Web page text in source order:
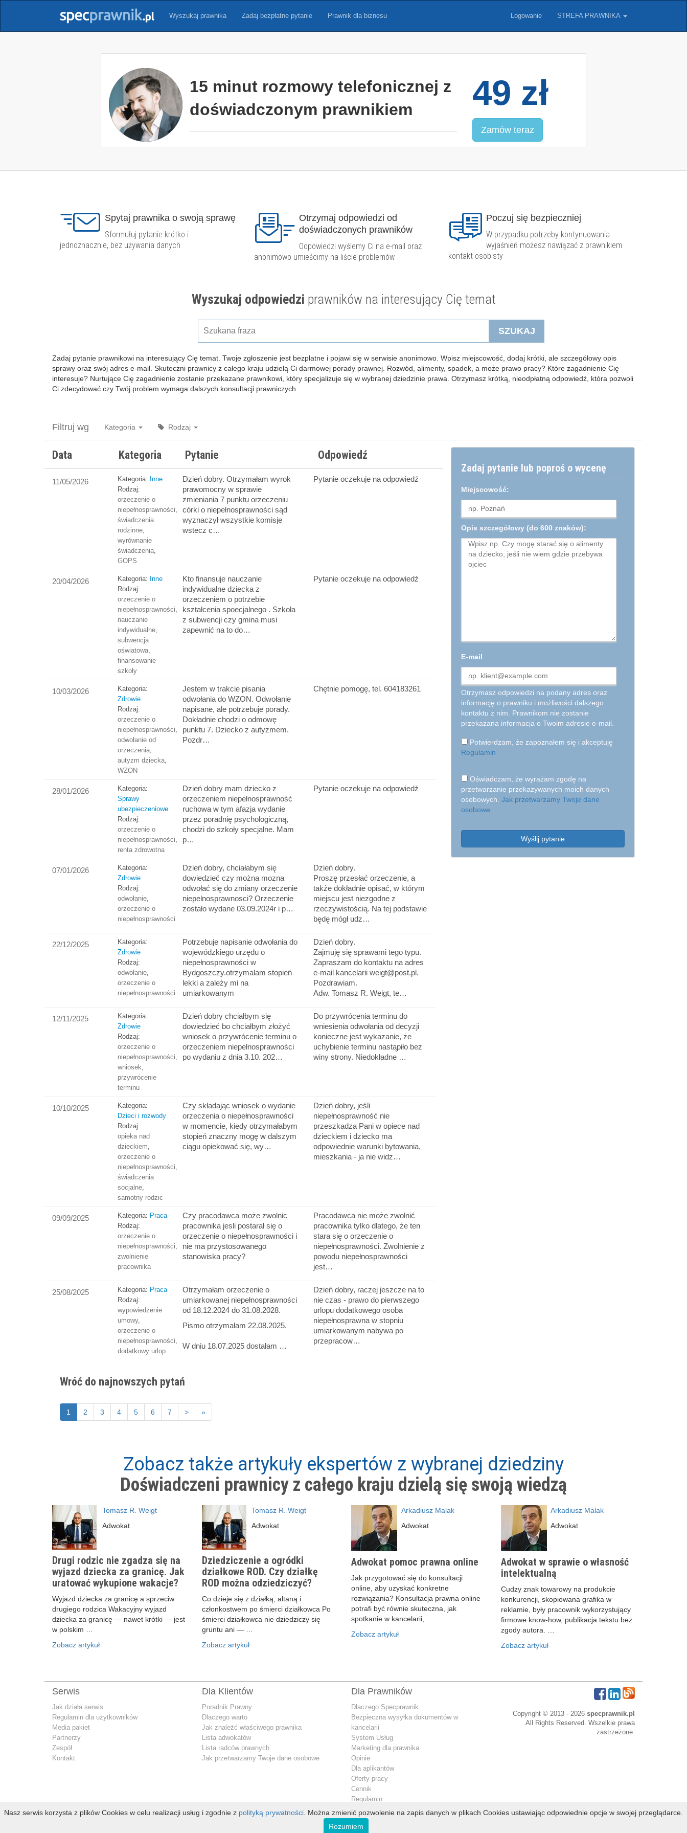
Wyszukaj prawnika Zadaj bezpłatne pytanie Prawnik dla biznesu Logowanie STREFA PRAWNIKA
15 minut rozmowy telefonicznej z
doświadczonym prawnikiem
49 zł
Zamów teraz
Spytaj prawnika o swoją sprawę
Sformułuj pytanie krótko i
jednoznacznie, bez używania danych
Otrzymaj odpowiedzi od
doświadczonych prawników
Odpowiedzi wyślemy Ci na e-mail oraz
anonimowo umieścimy na liście problemów
Poczuj się bezpieczniej
W przypadku potrzeby kontynuowania
wyjaśnień możesz nawiązać z prawnikiem
kontakt osobisty
Wyszukaj odpowiedzi prawników na interesujący Cię temat
SZUKAJ
Zadaj pytanie prawnikowi na interesujący Cię temat. Twoje zgłoszenie jest bezpłatne i pojawi się w serwisie anonimowo. Wpisz miejscowość, dodaj krótki, ale szczegółowy opis
sprawy oraz swój adres e-mail. Skuteczni prawnicy z całego kraju udzielą Ci darmowej porady prawnej. Rozwód, alimenty, spadek, a może prawo pracy? Które zagadnienie Cię
interesuje? Nurtujące Cię zagadnienie zostanie przekazane prawnikowi, który specjalizuje się w wybranej dziedzinie prawa. Otrzymasz krótką, nieodpłatną odpowiedź, która pozwoli
Ci zdecydować czy Twój problem wymaga dalszych konsultacji prawniczych.
Filtruj wg Kategoria Rodzaj
Zadaj pytanie lub poproś o wycenę
Miejscowość:
Opis szczegółowy (do 600 znaków):
E-mail
Otrzymasz odpowiedzi na podany adres oraz
informację o prawniku i możliwości dalszego
kontaktu z nim. Prawnikom nie zostanie
przekazana informacja o Twoim adresie e-mail.
Potwierdzam, że zapoznałem się i akceptuję
Regulamin
Oświadczam, że wyrażam zgodę na
przetwarzanie przekazywanych moich danych
osobowych. Jak przetwarzamy Twoje dane
osobowe
Wyślij pytanie
Data Kategoria Pytanie Odpowiedź
11/05/2026 Kategoria: Inne
Rodzaj:
orzeczenie o
niepełnosprawności,
świadczenia
rodzinne,
wyrównanie
świadczenia,
GOPS
Dzień dobry. Otrzymałam wyrok
prawomocny w sprawie
zmieniania 7 punktu orzeczeniu
córki o niepełnosprawności sąd
wyznaczył wszystkie komisje
wstecz c…
Pytanie oczekuje na odpowiedź
20/04/2026 Kategoria: Inne
Rodzaj:
orzeczenie o
niepełnosprawności,
nauczanie
indywidualne,
subwencja
oświatowa,
finansowanie
szkoły
Kto finansuje nauczanie
indywidualne dziecka z
orzeczeniem o potrzebie
kształcenia spoecjalnego . Szkoła
z subwencji czy gmina musi
zapewnić na to do…
Pytanie oczekuje na odpowiedź
10/03/2026
Kategoria:
Zdrowie
Rodzaj:
orzeczenie o
niepełnosprawności,
odwołanie od
orzeczenia,
autyzm dziecka,
WZON
Jestem w trakcie pisania
odwołania do WZON. Odwołanie
napisane, ale potrzebuje porady.
Dokładnie chodzi o odmowę
punktu 7. Dziecko z autyzmem.
Pozdr…
Chętnie pomogę, tel. 604183261
28/01/2026
Kategoria:
Sprawy
ubezpieczeniowe
Rodzaj:
orzeczenie o
niepełnosprawności,
renta zdrowotna
Dzień dobry mam dziecko z
orzeczeniem niepełnosprawność
ruchowa w tym afazja wydanie
przez poradnię psychologiczną,
chodzi do szkoły specjalne. Mam
p…
Pytanie oczekuje na odpowiedź
07/01/2026
Kategoria:
Zdrowie
Rodzaj:
odwołanie,
orzeczenie o
niepełnosprawności
Dzień dobry, chciałabym się
dowiedzieć czy można mozna
odwołać się do zmiany orzeczenie
niepelnosprawnosci? Orzeczenie
zostało wydane 03.09.2024r i p…
Dzień dobry.
Proszę przesłać orzeczenie, a
także dokładnie opisać, w którym
miejscu jest niezgodne z
rzeczywistością. Na tej podstawie
będę mógł udz…
22/12/2025
Kategoria:
Zdrowie
Rodzaj:
odwołanie,
orzeczenie o
niepełnosprawności
Potrzebuje napisanie odwołania do
wojewódzkiego urzędu o
niepełnosprawności w
Bydgoszczy.otrzymalam stopień
lekki a zależy mi na
umiarkowanym
Dzień dobry.
Zajmuję się sprawami tego typu.
Zapraszam do kontaktu na adres
e-mail kancelarii weigt@post.pl.
Pozdrawiam.
Adw. Tomasz R. Weigt, te…
12/11/2025
Kategoria:
Zdrowie
Rodzaj:
orzeczenie o
niepełnosprawności,
wniosek,
przywrócenie
terminu
Dzień dobry chciałbym się
dowiedzieć bo chciałbym złożyć
wniosek o przywrócenie terminu o
orzeczeniem niepełnosprawności
po wydaniu z dnia 3.10. 202…
Do przywrócenia terminu do
wniesienia odwołania od decyzji
konieczne jest wykazanie, że
uchybienie terminu nastąpiło bez
winy strony. Niedokładne …
10/10/2025
Kategoria:
Dzieci i rozwody
Rodzaj:
opieka nad
dzieckiem,
orzeczenie o
niepełnosprawności,
świadczenia
socjalne,
samotny rodzic
Czy składając wniosek o wydanie
orzeczenia o niepełnosprawności
w momencie, kiedy otrzymałabym
stopień znaczny mogę w dalszym
ciągu opiekować się, wy…
Dzień dobry, jeśli
niepełnosprawność nie
przeszkadza Pani w opiece nad
dzieckiem i dziecko ma
odpowiednie warunki bytowania,
mieszkania - ja nie widz…
09/09/2025 Kategoria: Praca
Rodzaj:
orzeczenie o
niepełnosprawności,
zwolnienie
pracownika
Czy pracodawca może zwolnic
pracownika jesli postarał się o
orzeczenie o niepełnosprawności i
nie ma przystosowanego
stanowiska pracy?
Pracodawca nie może zwolnić
pracownika tylko dlatego, że ten
stara się o orzeczenie o
niepełnosprawności. Zwolnienie z
powodu niepełnosprawności
jest…
25/08/2025 Kategoria: Praca
Rodzaj:
wypowiedzenie
umowy,
orzeczenie o
niepełnosprawności,
dodatkowy urlop
Otrzymałam orzeczenie o
umiarkowanej niepełnosprawności
od 18.12.2024 do 31.08.2028.
Pismo otrzymałam 22.08.2025.
W dniu 18.07.2025 dostałam …
Dzień dobry, raczej jeszcze na to
nie czas - prawo do pierwszego
urlopu dodatkowego osoba
niepełnosprawna w stopniu
umiarkowanym nabywa po
przepracow…
Wróć do najnowszych pytań
1 2 3 4 5 6 7 > »
Zobacz także artykuły ekspertów z wybranej dziedziny
Doświadczeni prawnicy z całego kraju dzielą się swoją wiedzą
Tomasz R. Weigt
Adwokat
Drugi rodzic nie zgadza się na
wyjazd dziecka za granicę. Jak
uratować wykupione wakacje?
Wyjazd dziecka za granicę a sprzeciw
drugiego rodzica Wakacyjny wyjazd
dziecka za granicę — nawet krótki — jest
w polskim …
Zobacz artykuł
Tomasz R. Weigt
Adwokat
Dziedziczenie a ogródki
działkowe ROD. Czy działkę
ROD można odziedziczyć?
Co dzieje się z działką, altaną i
członkostwem po śmierci działkowca Po
śmierci działkowca nie dziedziczy się
gruntu ani — …
Zobacz artykuł
Arkadiusz Malak
Adwokat
Adwokat pomoc prawna online
Jak przygotować się do konsultacji
online, aby uzyskać konkretne
rozwiązania? Konsultacja prawna online
potrafi być równie skuteczna, jak
spotkanie w kancelarii, …
Zobacz artykuł
Arkadiusz Malak
Adwokat
Adwokat w sprawie o własność
intelektualną
Cudzy znak towarowy na produkcie
konkurencji, skopiowana grafika w
reklamie, były pracownik wykorzystujący
firmowe know-how, publikacja tekstu bez
zgody autora. …
Zobacz artykuł
Serwis
Jak działa serwis
Regulamin dla użytkowników
Media pakiet
Partnerzy
Zespół
Kontakt
Dla Klientów
Poradnik Prawny
Dlaczego warto
Jak znależć właściwego prawnika
Lista adwokatów
Lista radców prawnych
Jak przetwarzamy Twoje dane osobowe
Dla Prawników
Dlaczego Specprawnik
Bezpieczna wysyłka dokumentów w
kancelarii
System Usług
Marketing dla prawnika
Opinie
Dla aplikantów
Oferty pracy
Cennik
Regulamin
Jak przetwarzamy Twoje dane osobowe
Konto premium
Kontakt dla prawnika
Copyright © 2013 - 2026 specprawnik.pl
All Rights Reserved. Wszelkie prawa
zastrzeżone.
Nasz serwis korzysta z plików Cookies w celu realizacji usług i zgodnie z polityką prywatności . Można zmienić pozwolenie na zapis danych w plikach Cookies ustawiając odpowiednie opcje w swojej przeglądarce.
Rozumiem